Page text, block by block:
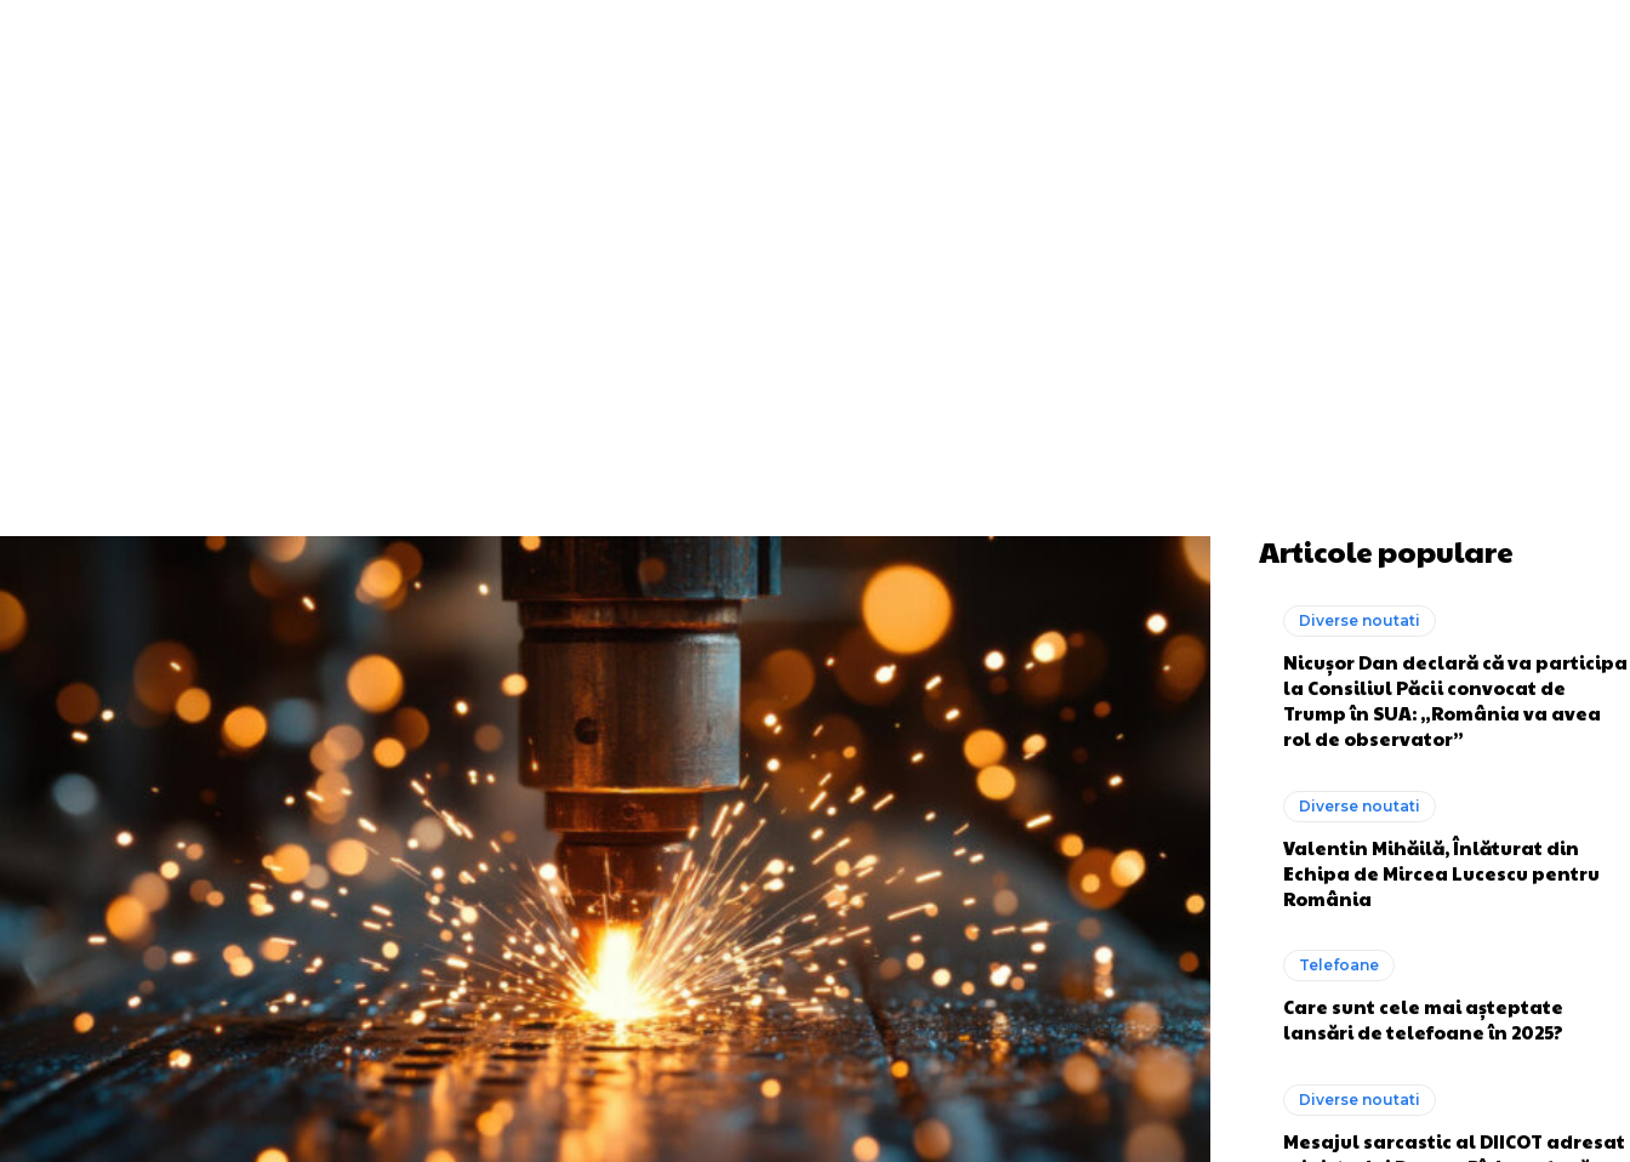
Articole populare
Diverse noutati
Nicușor Dan declară că va participa
la Consiliul Păcii convocat de
Trump în SUA: „România va avea
rol de observator”
Diverse noutati
Valentin Mihăilă, Înlăturat din
Echipa de Mircea Lucescu pentru
România
Telefoane
Care sunt cele mai așteptate
lansări de telefoane în 2025?
Diverse noutati
Mesajul sarcastic al DIICOT adresat